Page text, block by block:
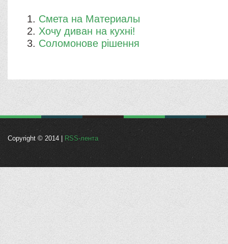
Смета на Материалы
Хочу диван на кухні!
Соломонове рішення
Copyright © 2014 | RSS-лента